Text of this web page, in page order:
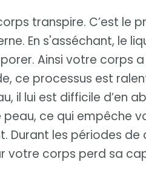
transpire. C’est le
En s'asséchant, le
Ainsi votre corps
ce processus est
il lui est difficile d’en
ce qui empêche
les périodes de
votre corps perd sa